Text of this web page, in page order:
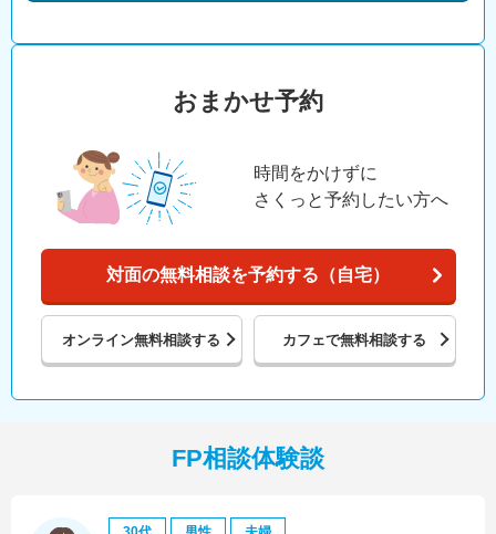
おまかせ予約
時間をかけずに
さくっと予約したい方へ
対面の無料相談を予約する（自宅）
オンライン無料相談する カフェで無料相談する
FP相談体験談